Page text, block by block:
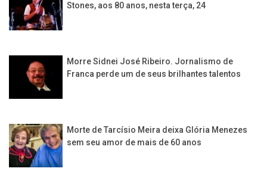
Stones, aos 80 anos, nesta terça, 24
Morre Sidnei José Ribeiro. Jornalismo de
Franca perde um de seus brilhantes talentos
Morte de Tarcísio Meira deixa Glória Menezes
sem seu amor de mais de 60 anos